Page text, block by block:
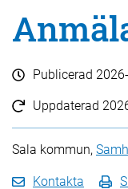
Publicerad
Uppdaterad
Sala kommun,
Kontakta